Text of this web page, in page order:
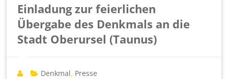
Einladung zur feierlichen
Übergabe des Denkmals an die
Stadt Oberursel (Taunus)
Denkmal Presse